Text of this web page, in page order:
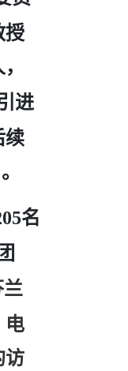
授
进
续
名
电
访